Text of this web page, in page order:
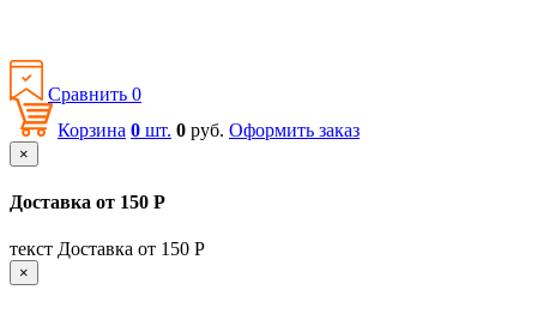
Сравнить 0
Корзина 0 шт. 0 руб. Оформить заказ
×
Доставка от 150 Р
текст Доставка от 150 Р
×